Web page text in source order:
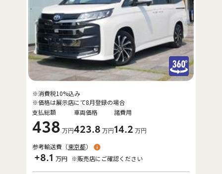
支払総額
438 万円
車両価格
423.8 万円
諸費用
14.2 万円
※消費税10%込み
※価格は展示店にて8月登録の場合
参考輸送費（東京都）
+8.1 万円 ※販売店にご確認ください